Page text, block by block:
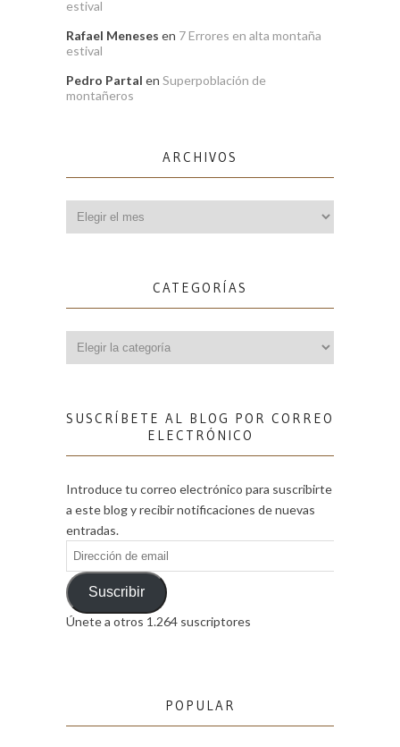
estival
Rafael Meneses en 7 Errores en alta montaña
estival
Pedro Partal en Superpoblación de
montañeros
ARCHIVOS
CATEGORÍAS
SUSCRÍBETE AL BLOG POR CORREO
ELECTRÓNICO
Introduce tu correo electrónico para suscribirte
a este blog y recibir notificaciones de nuevas
entradas.
Dirección
de
emailSuscribir
Únete a otros 1.264 suscriptores
POPULAR